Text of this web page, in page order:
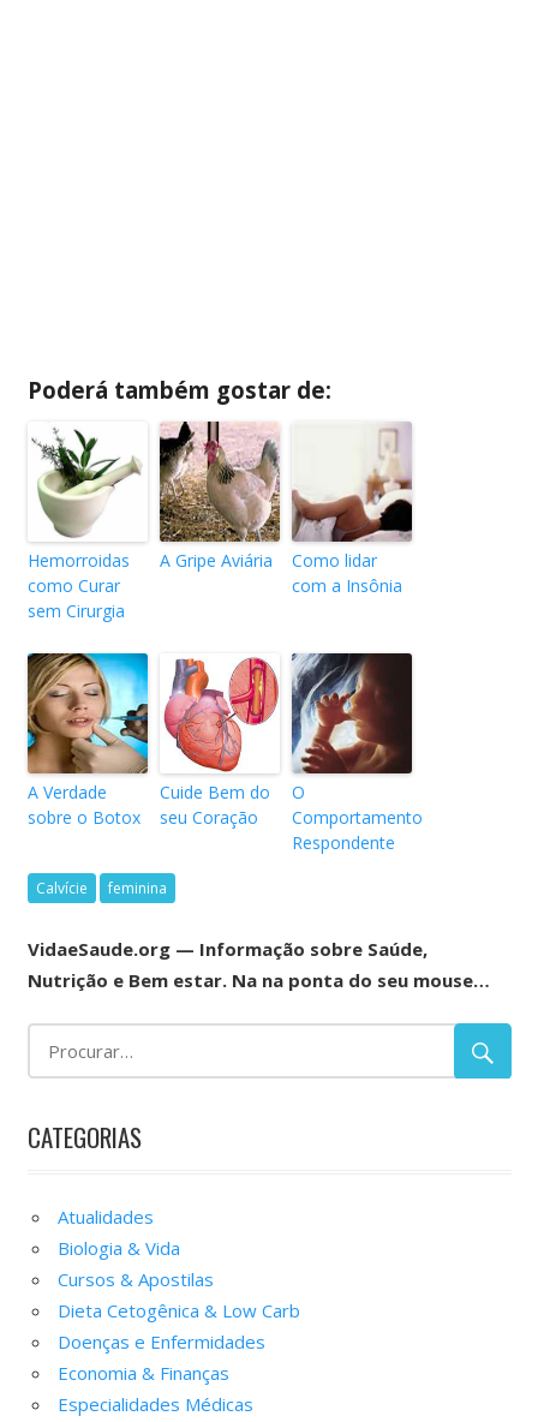
Poderá também gostar de:
Hemorroidas
como Curar
sem Cirurgia
A Gripe Aviária
Como lidar
com a Insônia
A Verdade
sobre o Botox
Cuide Bem do
seu Coração
O
Comportamento
Respondente
Calvície feminina
VidaeSaude.org — Informação sobre Saúde,
Nutrição e Bem estar. Na na ponta do seu mouse…
CATEGORIAS
Atualidades
Biologia & Vida
Cursos & Apostilas
Dieta Cetogênica & Low Carb
Doenças e Enfermidades
Economia & Finanças
Especialidades Médicas